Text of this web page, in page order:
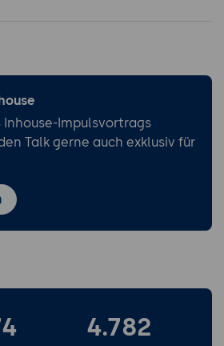
Inhouse-Impulsvortrags
Talk gerne auch exklusiv für
4.782